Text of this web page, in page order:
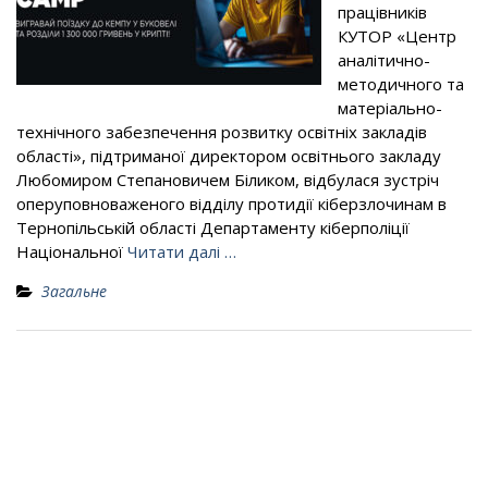
працівників
КУТОР «Центр
аналітично-
методичного та
матеріально-
технічного забезпечення розвитку освітніх закладів
області», підтриманої директором освітнього закладу
Любомиром Степановичем Біликом, відбулася зустріч
оперуповноваженого відділу протидії кіберзлочинам в
Тернопільській області Департаменту кіберполіції
Національної Читати далі …
Загальне